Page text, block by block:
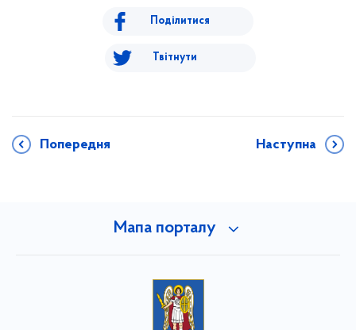
Поділитися
Твітнути
Попередня Наступна
Мапа порталу